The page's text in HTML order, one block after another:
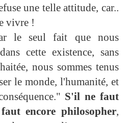
une telle attitude, car..
vivre !
le seul fait que nous
cette existence, sans
nous sommes tenus
le monde, l'humanité, et
S'il ne faut
encore philosopher,